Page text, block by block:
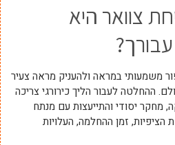
צוואר היא
משמעותי במראה ולהעניק מראה צעיר
ההחלטה לעבור הליך כירורגי צריכה
יסודי והתייעצות עם מנתח
זמן ההחלמה, העלויות